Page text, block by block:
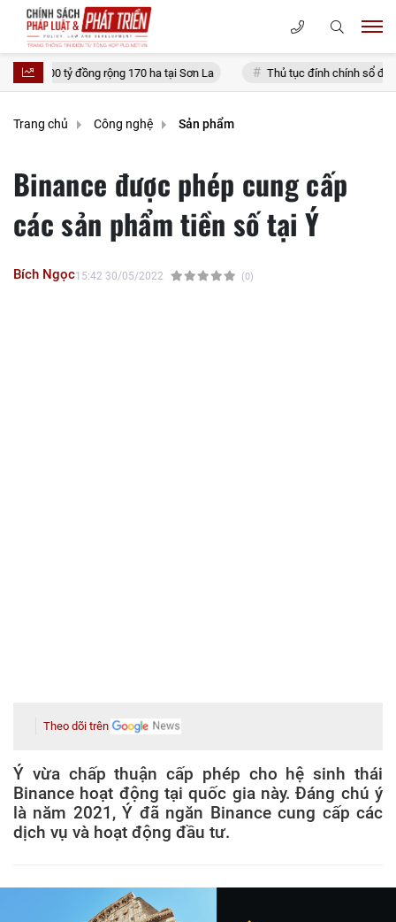
rộng 170 ha tại Sơn La Thủ tục đính chính sổ đỏ đã cấp tại Hà
Trang chủ Công nghệ Sản phẩm
Binance được phép cung cấp
các sản phẩm tiền số tại Ý
Bích Ngọc15:42 30/05/2022 (0)
Theo dõi trên
Ý vừa chấp thuận cấp phép cho hệ sinh thái
Binance hoạt động tại quốc gia này. Đáng chú ý
là năm 2021, Ý đã ngăn Binance cung cấp các
dịch vụ và hoạt động đầu tư.